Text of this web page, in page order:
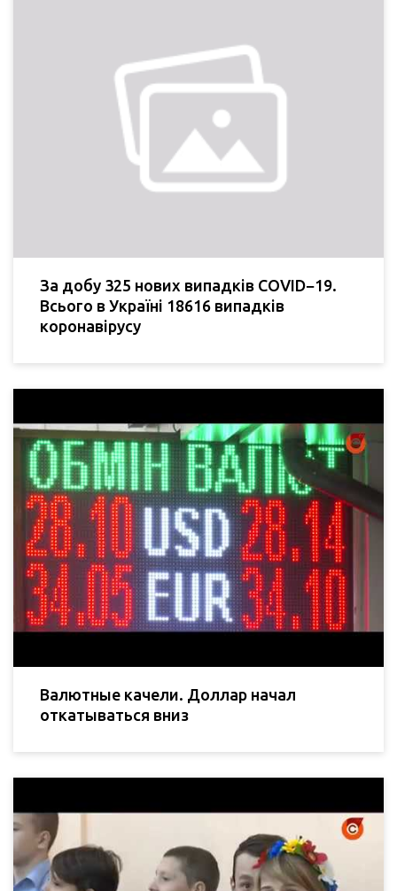
За добу 325 нових випадків COVID−19.
Всього в Україні 18616 випадків
коронавірусу
Валютные качели. Доллар начал
откатываться вниз